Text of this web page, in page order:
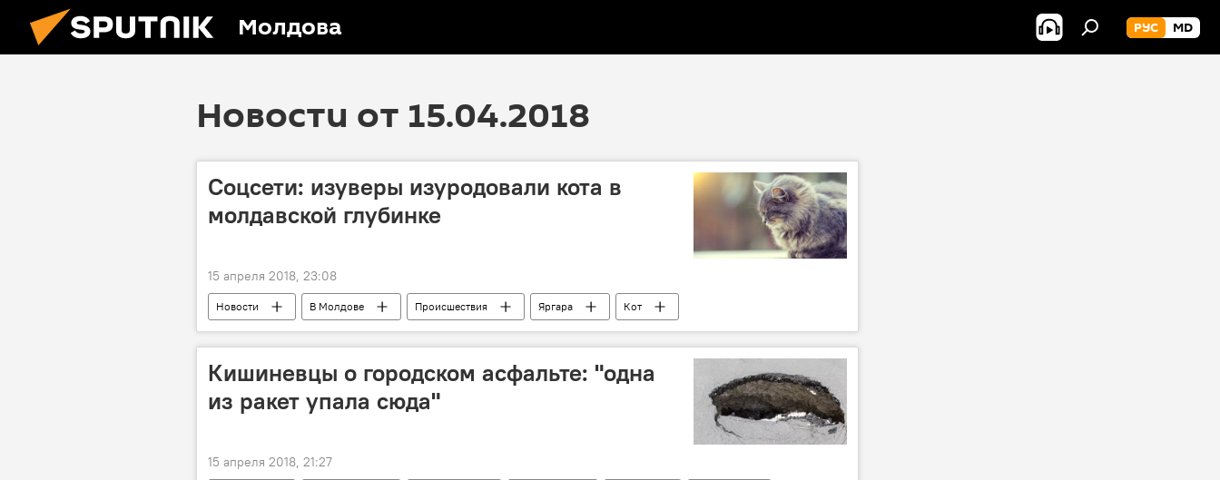
Молдова РУС MD
Новости от 15.04.2018
Соцсети: изуверы изуродовали кота в
молдавской глубинке
15 апреля 2018, 23:08
Новости В Молдове Происшествия Яргара Кот
Кишиневцы о городском асфальте: "одна
из ракет упала сюда"
15 апреля 2018, 21:27